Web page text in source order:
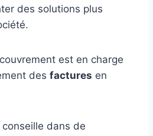
des solutions plus
est en charge
des factures en
dans de